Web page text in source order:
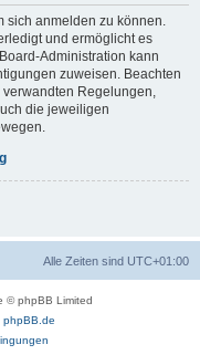
sich anmelden zu können.
und ermöglicht es
Administration kann
zuweisen. Beachten
Regelungen,
die jeweiligen
Alle Zeiten sind UTC+01:00
© phpBB Limited
phpBB.de